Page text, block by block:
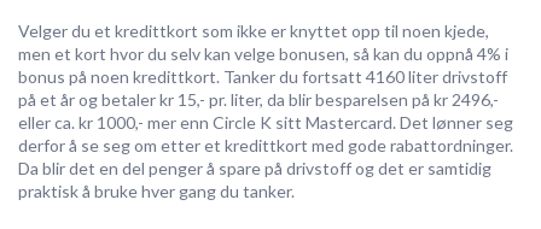
Velger du et kredittkort som ikke er knyttet opp til noen kjede,
men et kort hvor du selv kan velge bonusen, så kan du oppnå 4% i
bonus på noen kredittkort. Tanker du fortsatt 4160 liter drivstoff
på et år og betaler kr 15,- pr. liter, da blir besparelsen på kr 2496,-
eller ca. kr 1000,- mer enn Circle K sitt Mastercard. Det lønner seg
derfor å se seg om etter et kredittkort med gode rabattordninger.
Da blir det en del penger å spare på drivstoff og det er samtidig
praktisk å bruke hver gang du tanker.